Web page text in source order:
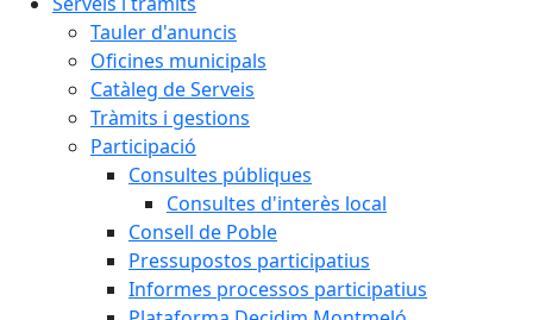
Tauler d'anuncis
Oficines municipals
Catàleg de Serveis
Tràmits i gestions
Participació
Consultes públiques
Consultes d'interès local
Consell de Poble
Pressupostos participatius
Informes processos participatius